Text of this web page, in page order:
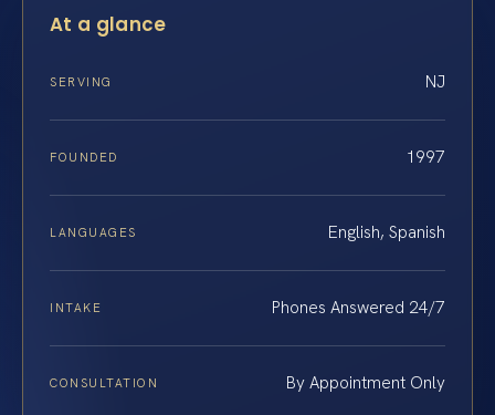
At a glance
SERVING NJ
FOUNDED 1997
LANGUAGES English, Spanish
INTAKE Phones Answered 24/7
CONSULTATION By Appointment Only